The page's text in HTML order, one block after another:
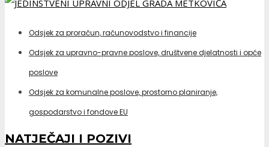
Odsjek za proračun, računovodstvo i financije
Odsjek za upravno-pravne poslove, društvene djelatnosti i opće
poslove
Odsjek za komunalne poslove, prostorno planiranje,
gospodarstvo i fondove EU
NATJEČAJI I POZIVI